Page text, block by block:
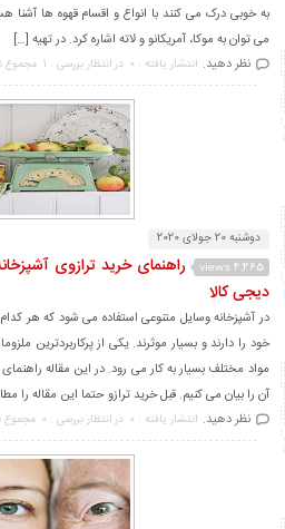
به خوبی درک می کنند با انواع و اقسام قهوه ها
می توان به موکا، آمریکانو و لاته اشاره کرد. در تهیه […]
نظر دهید. انتشار یافته : 0 در انتظار بررسی : 1 مجموع
دوشنبه 20 جولای 2020
4,465 views
راهنمای خرید ترازوی
دیجی کالا
در آشپزخانه وسایل متنوعی استفاده می شود که هر
خود را دارند و بسیار موثرند. یکی از پرکاربردترین
مواد مختلف بسیار به کار می رود. در این مقاله
آن را بیان می کنیم. قبل خرید ترازو حتما این مقاله را
نظر دهید. انتشار یافته : 0 در انتظار بررسی : 0 مجموع